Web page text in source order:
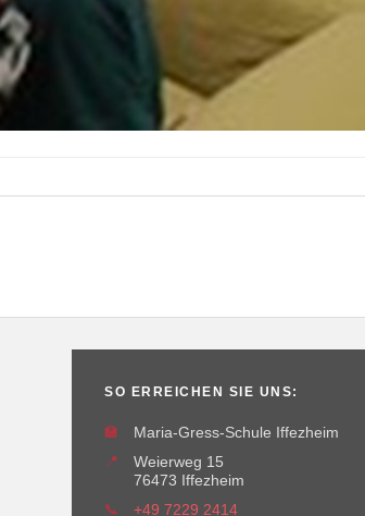
SO ERREICHEN SIE UNS:
🏫
Maria-Gress-Schule Iffezheim
📍
Weierweg 15
76473 Iffezheim
📞
+49 7229 2414